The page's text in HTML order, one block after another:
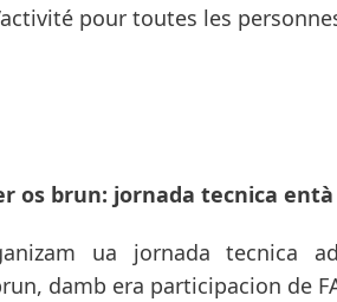
pour toutes les
os brun: jornada tecnica
ua jornada tecnica
damb era participacion de